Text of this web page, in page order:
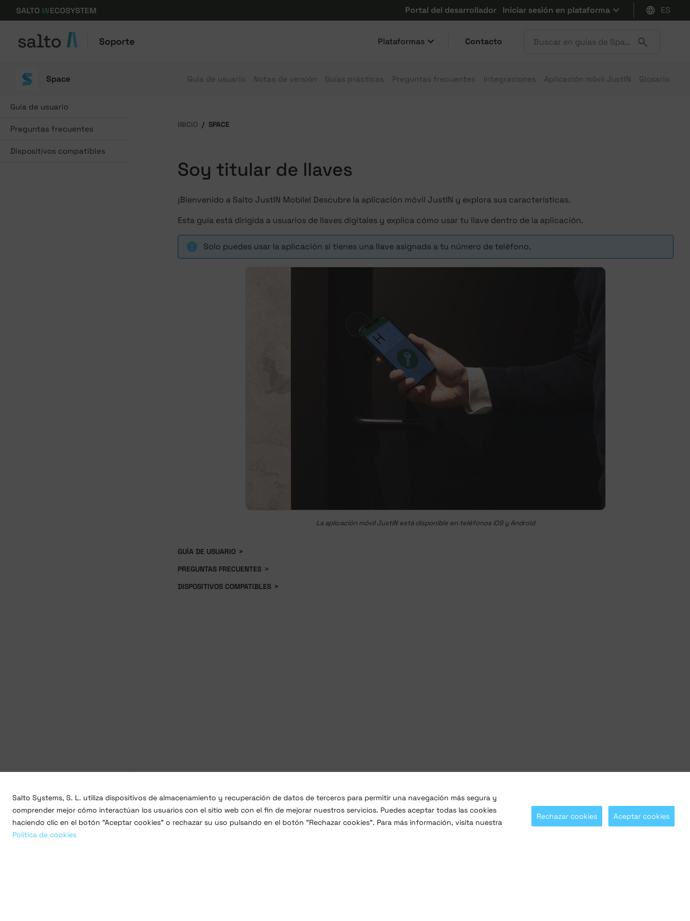
Portal del desarrollador Iniciar sesión en plataforma ES
Soporte Plataformas Contacto
Space Guía de usuario Notas de versión Guías prácticas Preguntas frecuentes Integraciones Aplicación móvil JustIN Glosario
INICIO SPACE
Soy titular de llaves
¡Bienvenido a Salto JustIN Mobile! Descubre la aplicación móvil JustIN y explora sus características.
Esta guía está dirigida a usuarios de llaves digitales y explica cómo usar tu llave dentro de la aplicación.
Solo puedes usar la aplicación si tienes una llave asignada a tu número de teléfono.
La aplicación móvil JustIN está disponible en teléfonos iOS y Android
GUÍA DE USUARIO >
PREGUNTAS FRECUENTES >
DISPOSITIVOS COMPATIBLES >
Guía de usuario
Preguntas frecuentes
Dispositivos compatibles
Salto Systems, S. L. utiliza dispositivos de almacenamiento y recuperación de datos de terceros para permitir una navegación más segura y
comprender mejor cómo interactúan los usuarios con el sitio web con el fin de mejorar nuestros servicios. Puedes aceptar todas las cookies
haciendo clic en el botón "Aceptar cookies" o rechazar su uso pulsando en el botón "Rechazar cookies". Para más información, visita nuestra
Política de cookies
Rechazar cookies Aceptar cookies